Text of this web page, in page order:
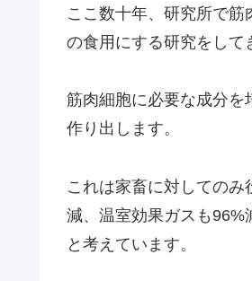
ここ数十年、研究所で
の食用にする研究をして
筋肉細胞に必要な成分を
作り出します。
これは家畜に対しての
減、温室効果ガスも96%
と考えています。